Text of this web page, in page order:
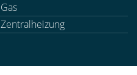
Gas
Zentralheizung